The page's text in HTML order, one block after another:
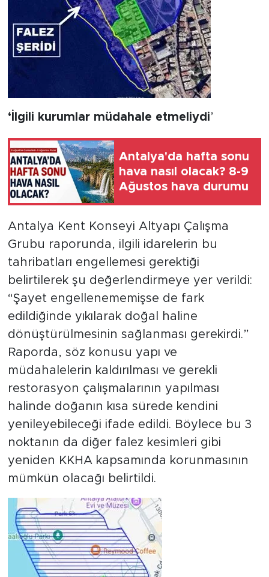
‘İlgili kurumlar müdahale etmeliydi’
Antalya'da hafta sonu
hava nasıl olacak? 8-9
Ağustos hava durumu
Antalya Kent Konseyi Altyapı Çalışma
Grubu raporunda, ilgili idarelerin bu
tahribatları engellemesi gerektiği
belirtilerek şu değerlendirmeye yer verildi:
“Şayet engellenememişse de fark
edildiğinde yıkılarak doğal haline
dönüştürülmesinin sağlanması gerekirdi.”
Raporda, söz konusu yapı ve
müdahalelerin kaldırılması ve gerekli
restorasyon çalışmalarının yapılması
halinde doğanın kısa sürede kendini
yenileyebileceği ifade edildi. Böylece bu 3
noktanın da diğer falez kesimleri gibi
yeniden KKHA kapsamında korunmasının
mümkün olacağı belirtildi.